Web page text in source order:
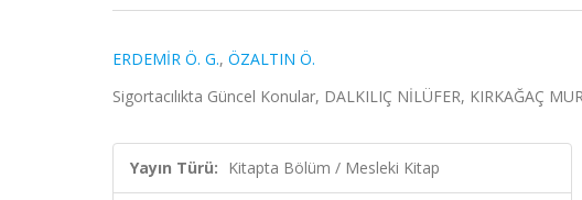
ERDEMİR Ö. G., ÖZALTIN Ö.
Sigortacılıkta Güncel Konular, DALKILIÇ NİLÜFER, KIRKAĞAÇ
Yayın Türü: Kitapta Bölüm / Mesleki Kitap